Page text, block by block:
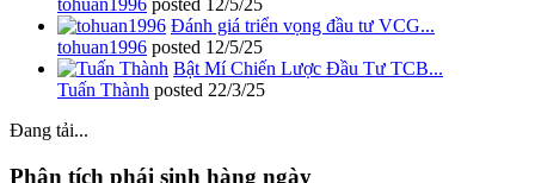
Đánh giá triển vọng đầu tư VCG...
tohuan1996 posted 12/5/25
Bật Mí Chiến Lược Đầu Tư TCB...
Tuấn Thành posted 22/3/25
Đang tải...
Phân tích phái sinh hàng ngày